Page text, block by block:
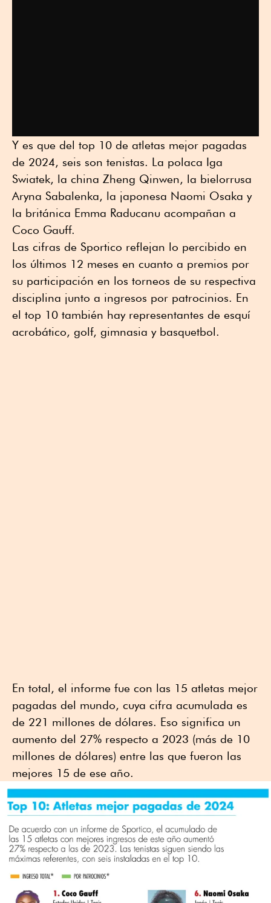
Y es que del top 10 de atletas mejor pagadas
de 2024, seis son tenistas. La polaca Iga
Swiatek, la china Zheng Qinwen, la bielorrusa
Aryna Sabalenka, la japonesa Naomi Osaka y
la británica Emma Raducanu acompañan a
Coco Gauff.
Las cifras de Sportico reflejan lo percibido en
los últimos 12 meses en cuanto a premios por
su participación en los torneos de su respectiva
disciplina junto a ingresos por patrocinios. En
el top 10 también hay representantes de esquí
acrobático, golf, gimnasia y basquetbol.
En total, el informe fue con las 15 atletas mejor
pagadas del mundo, cuya cifra acumulada es
de 221 millones de dólares. Eso significa un
aumento del 27% respecto a 2023 (más de 10
millones de dólares) entre las que fueron las
mejores 15 de ese año.